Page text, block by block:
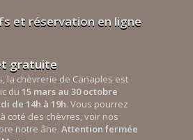
et réservation en ligne
gratuite
la chèvrerie de Canaples est
du 15 mars au 30 octobre
de 14h à 19h. Vous pourrez
coté des chèvres, voir nos
notre âne. Attention fermée